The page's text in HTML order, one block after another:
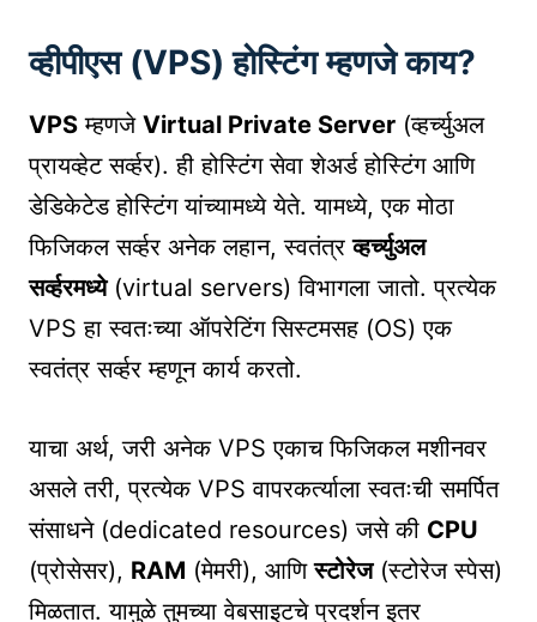
व्हीपीएस (VPS) होस्टिंग म्हणजे काय?
VPS म्हणजे Virtual Private Server (व्हर्च्युअल
प्रायव्हेट सर्व्हर). ही होस्टिंग सेवा शेअर्ड होस्टिंग आणि
डेडिकेटेड होस्टिंग यांच्यामध्ये येते. यामध्ये, एक मोठा
फिजिकल सर्व्हर अनेक लहान, स्वतंत्रव्हर्च्युअल
सर्व्हरमध्ये(virtual servers) विभागला जातो. प्रत्येक
VPS हा स्वतःच्या ऑपरेटिंग सिस्टमसह (OS) एक
स्वतंत्र सर्व्हर म्हणून कार्य करतो.
याचा अर्थ, जरी अनेक VPS एकाच फिजिकल मशीनवर
असले तरी, प्रत्येक VPS वापरकर्त्याला स्वतःची समर्पित
संसाधने (dedicated resources) जसे की CPU
(प्रोसेसर), RAM (मेमरी), आणिस्टोरेज(स्टोरेज स्पेस)
मिळतात. यामुळे तुमच्या वेबसाइटचे प्रदर्शन इतर